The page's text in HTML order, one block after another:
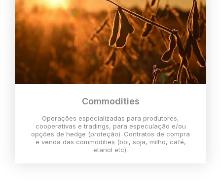
Commodities
Operações especializadas para produtores,
cooperativas e tradings, para especulação e/ou
opções de hedge (proteção). Contratos de compra
e venda das commodities (boi, soja, milho, café,
etanol etc).